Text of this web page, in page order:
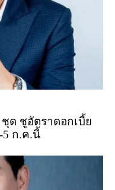
ด ชูอัตราดอกเบี้ย
5 ก.ค.นี้